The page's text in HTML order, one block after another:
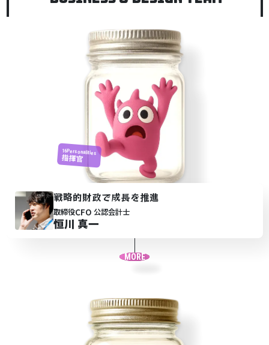
16Personalities
指揮官
戦略的財政で成長を推進
取締役CFO 公認会計士
恒川 真一
MORE